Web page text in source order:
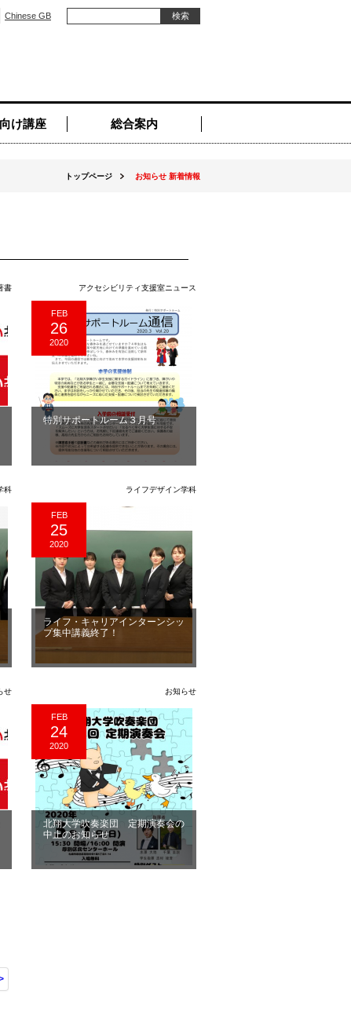
Chinese GB
け講座 総合案内
トップページ お知らせ 新着情報
書 アクセシビリティ支援室ニュース
FEB
26
2020
特別サポートルーム３月号
科 ライフデザイン学科
FEB
25
2020
ライフ・キャリアインターンシッ
プ集中講義終了！
せ お知らせ
FEB
24
2020
北翔大学吹奏楽団 定期演奏会の
中止のお知らせ